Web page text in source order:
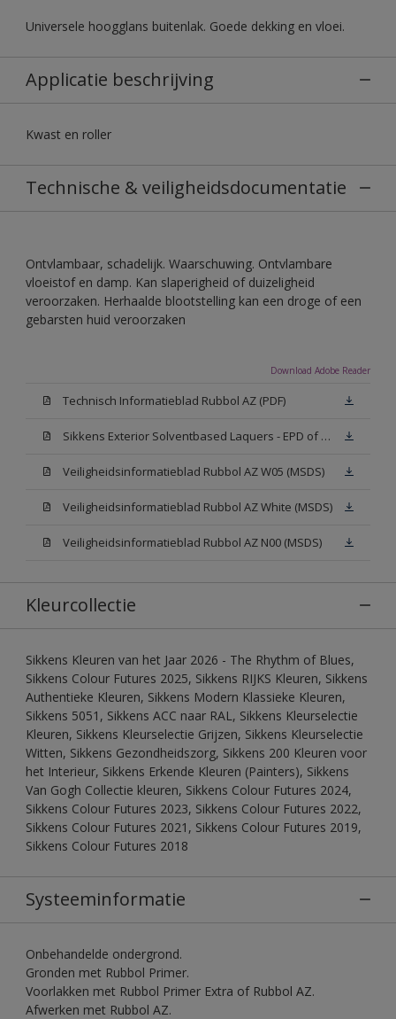
Universele hoogglans buitenlak. Goede dekking en vloei.
Applicatie beschrijving
Kwast en roller
Technische & veiligheidsdocumentatie
Ontvlambaar, schadelijk. Waarschuwing. Ontvlambare
vloeistof en damp. Kan slaperigheid of duizeligheid
veroorzaken. Herhaalde blootstelling kan een droge of een
gebarsten huid veroorzaken
Download Adobe Reader
Technisch Informatieblad Rubbol AZ (PDF)
Sikkens Exterior Solventbased Laquers - EPD of Milieuproductverklaring
Veiligheidsinformatieblad Rubbol AZ W05 (MSDS)
Veiligheidsinformatieblad Rubbol AZ White (MSDS)
Veiligheidsinformatieblad Rubbol AZ N00 (MSDS)
Kleurcollectie
Sikkens Kleuren van het Jaar 2026 - The Rhythm of Blues,
Sikkens Colour Futures 2025, Sikkens RIJKS Kleuren, Sikkens
Authentieke Kleuren, Sikkens Modern Klassieke Kleuren,
Sikkens 5051, Sikkens ACC naar RAL, Sikkens Kleurselectie
Kleuren, Sikkens Kleurselectie Grijzen, Sikkens Kleurselectie
Witten, Sikkens Gezondheidszorg, Sikkens 200 Kleuren voor
het Interieur, Sikkens Erkende Kleuren (Painters), Sikkens
Van Gogh Collectie kleuren, Sikkens Colour Futures 2024,
Sikkens Colour Futures 2023, Sikkens Colour Futures 2022,
Sikkens Colour Futures 2021, Sikkens Colour Futures 2019,
Sikkens Colour Futures 2018
Systeeminformatie
Onbehandelde ondergrond.
Gronden met Rubbol Primer.
Voorlakken met Rubbol Primer Extra of Rubbol AZ.
Afwerken met Rubbol AZ.